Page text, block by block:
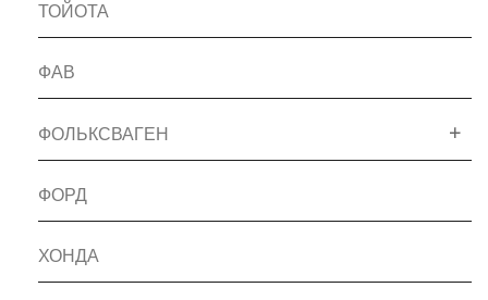
ТОЙОТА
ФАВ
ФОЛЬКСВАГЕН
ФОРД
ХОНДА